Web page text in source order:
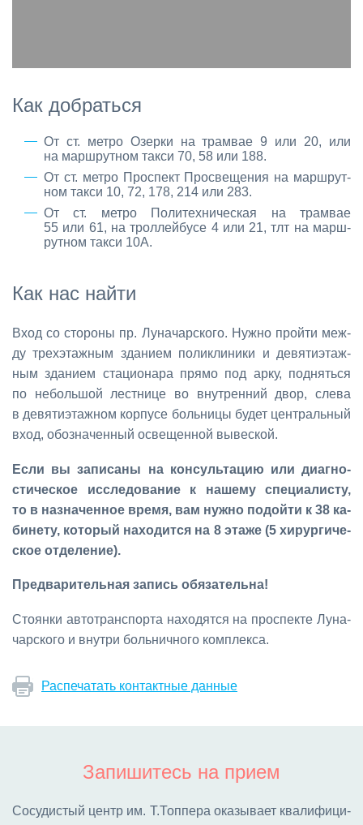
Как до­брать­ся
От ст. мет­ро Озер­ки на трам­вае 9 или 20, или
на марш­рут­ном так­си 70, 58 или 188.
От ст. мет­ро Про­спект Про­све­ще­ния на марш­рут­
ном так­си 10, 72, 178, 214 или 283.
От ст. мет­ро По­ли­тех­ни­че­ская на трам­вае
55 или 61, на трол­лей­бу­се 4 или 21, тлт на марш­
рут­ном так­си 10А.
Как нас най­ти
Вход со сто­ро­ны пр. Лу­на­чар­ско­го. Нуж­но прой­ти меж­
ду трех­этаж­ным зда­ни­ем по­ли­кли­ни­ки и де­вя­ти­этаж­
ным зда­ни­ем ста­ци­о­на­ра пря­мо под ар­ку, под­нять­ся
по неболь­шой лест­ни­це во внут­рен­ний двор, сле­ва
в де­вя­ти­этаж­ном кор­пу­се боль­ни­цы бу­дет цен­траль­ный
вход, обо­зна­чен­ный осве­щен­ной вы­вес­кой.
Ес­ли вы за­пи­са­ны на кон­суль­та­цию или ди­а­гно­
сти­че­ское ис­сле­до­ва­ние к на­ше­му спе­ци­а­ли­сту,
то в на­зна­чен­ное вре­мя, вам нуж­но по­дой­ти к 38 ка­
би­не­ту, ко­то­рый на­хо­дит­ся на 8 эта­же (5 хи­рур­ги­че­
ское от­де­ле­ние).
Пред­ва­ри­тель­ная за­пись обя­за­тель­на!
Сто­ян­ки ав­то­транс­пор­та на­хо­дят­ся на про­спек­те Лу­на­
чар­ско­го и внут­ри боль­нич­но­го ком­плек­са.
Распечатать контактные данные
Запишитесь на прием
Со­су­ди­стый центр им. Т.Топ­пе­ра ока­зы­ва­ет ква­ли­фи­ци­